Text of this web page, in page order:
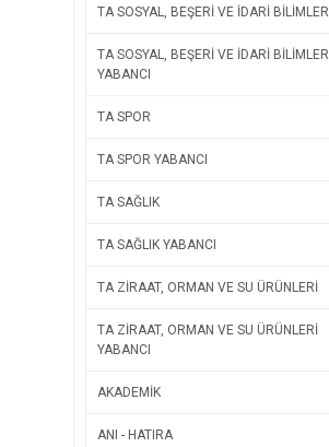
TA SOSYAL, BEŞERİ VE İDARİ BİLİMLER
TA SOSYAL, BEŞERİ VE İDARİ BİLİMLER
YABANCI
TA SPOR
TA SPOR YABANCI
TA SAĞLIK
TA SAĞLIK YABANCI
TA ZİRAAT, ORMAN VE SU ÜRÜNLERİ
TA ZİRAAT, ORMAN VE SU ÜRÜNLERİ
YABANCI
AKADEMİK
ANI - HATIRA